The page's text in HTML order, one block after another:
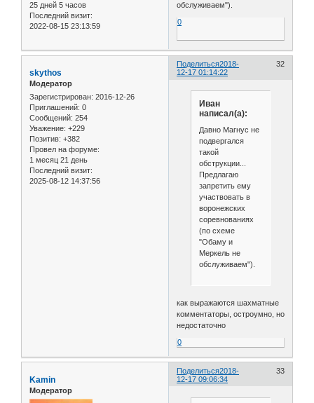
25 дней 5 часов
Последний визит:
2022-08-15 23:13:59
обслуживаем").
0
Поделиться 32
2018-
12-17 01:14:22
skythos
Модератор
Зарегистрирован: 2016-12-26
Приглашений: 0
Сообщений: 254
Уважение: +229
Позитив: +382
Провел на форуме:
1 месяц 21 день
Последний визит:
2025-08-12 14:37:56
Иван
написал(а):
Давно Магнус не
подвергался
такой
обструкции...
Предлагаю
запретить ему
участвовать в
воронежских
соревнованиях
(по схеме
"Обаму и
Меркель не
обслуживаем").
как выражаются шахматные
комментаторы, остроумно, но
недостаточно
0
Поделиться 33
2018-
12-17 09:06:34
Kamin
Модератор